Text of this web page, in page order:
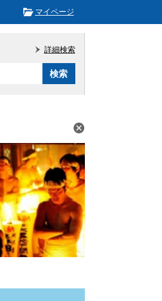
マイページ
詳細検索